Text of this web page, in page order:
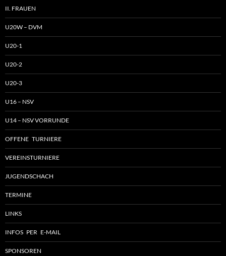
II. FRAUEN
U20W – DVM
U20-1
U20-2
U20-3
U16 – NSV
U14 – NSV VORRUNDE
OFFENE TURNIERE
VEREINSTURNIERE
JUGENDSCHACH
TERMINE
LINKS
INFOS PER E-MAIL
SPONSOREN